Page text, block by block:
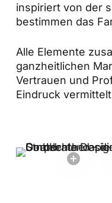
inspiriert von der
bestimmen das
Alle Elemente
ganzheitlichen
Vertrauen und
Eindruck